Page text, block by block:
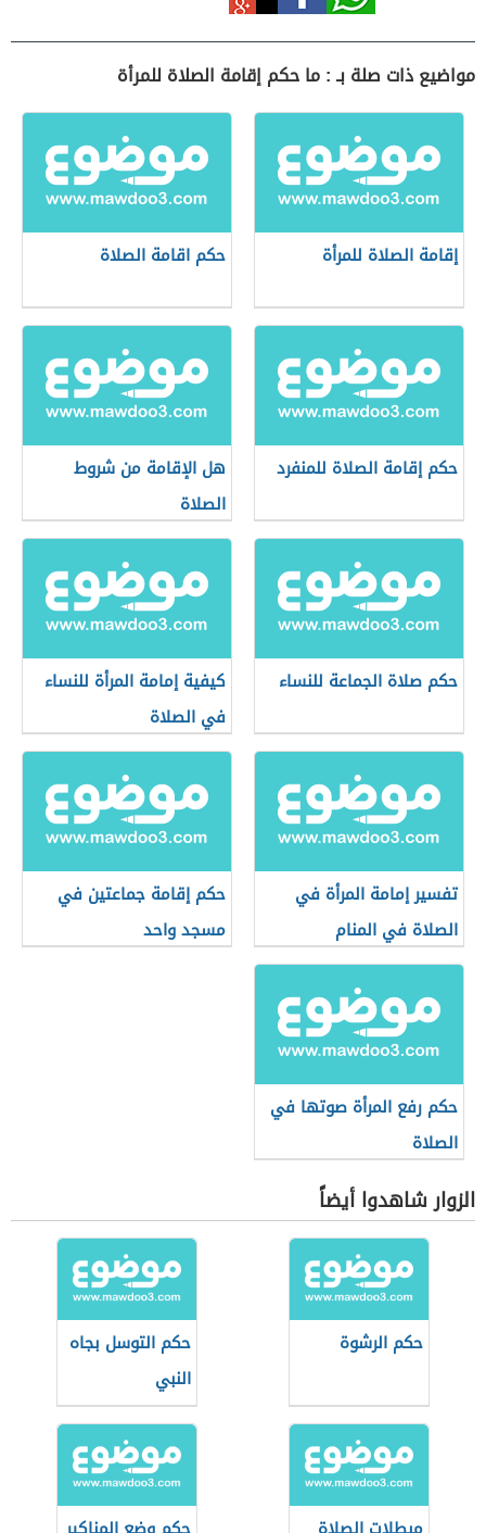
مواضيع ذات صلة بـ : ما حكم إقامة الصلاة للمرأة
إقامة الصلاة للمرأة حكم اقامة الصلاة
حكم إقامة الصلاة للمنفرد
هل الإقامة من شروط
الصلاة
حكم صلاة الجماعة للنساء
كيفية إمامة المرأة للنساء
في الصلاة
تفسير إمامة المرأة في
الصلاة في المنام
حكم إقامة جماعتين في
مسجد واحد
حكم رفع المرأة صوتها في
الصلاة
الزوار شاهدوا أيضاً
حكم الرشوة
حكم التوسل بجاه
النبي